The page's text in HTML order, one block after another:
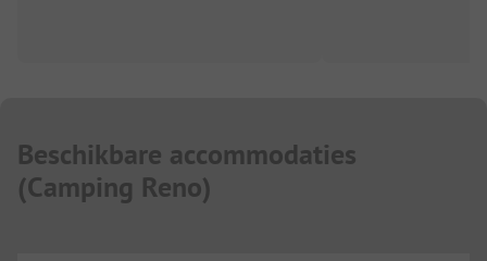
Beschikbare accommodaties
(Camping Reno)